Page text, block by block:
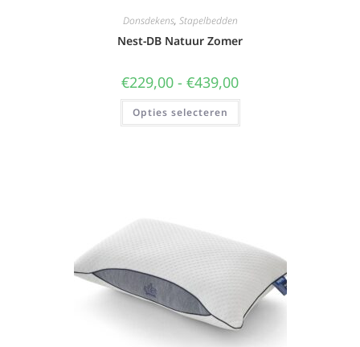
Donsdekens, Stapelbedden
Nest-DB Natuur Zomer
€229,00 - €439,00
Opties selecteren